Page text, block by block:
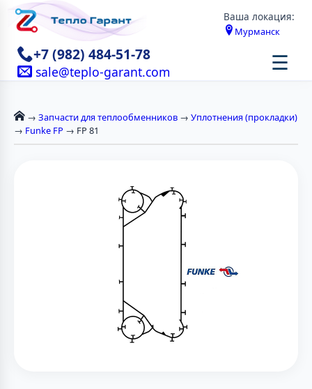
Ваша локация:
Мурманск
+7 (982) 484-51-78
sale@teplo-garant.com ☰
→ Запчасти для теплообменников → Уплотнения (прокладки)
→ Funke FP → FP 81